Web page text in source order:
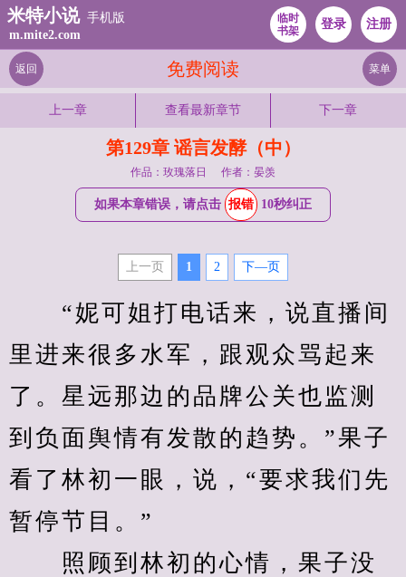
米特小说 手机版
m.mite2.com
临时
书架
登录 注册
免费阅读
返回 菜单
上一章 查看最新章节 下一章
第129章 谣言发酵（中）
作品：玫瑰落日 作者：晏羡
如果本章错误，请点击 报错 10秒纠正
上一页 1 2 下—页
“妮可姐打电话来，说直播间
里进来很多水军，跟观众骂起来
了。星远那边的品牌公关也监测
到负面舆情有发散的趋势。”果子
看了林初一眼，说，“要求我们先
暂停节目。”
照顾到林初的心情，果子没